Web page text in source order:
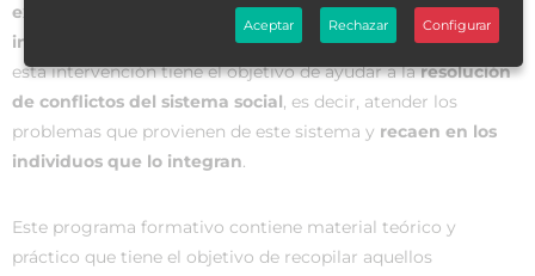
exclusiones en grupos vulnerables
que hacen quela
intervención social
sea más que necesaria. Precisamente,
esta intervención tiene el objetivo de ayudar a laresolución
de conflictos del sistema social, es decir, atender los
problemas que provienen de este sistema y recaen en los
individuos que lo integran.
Este programa formativo contiene material teórico y
práctico que tiene el objetivo de recopilar aquellos
Aceptar Rechazar Configurar